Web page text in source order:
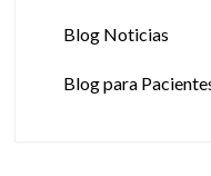
Blog Noticias
Blog para